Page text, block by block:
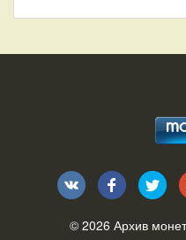
© 2026 Архив монет